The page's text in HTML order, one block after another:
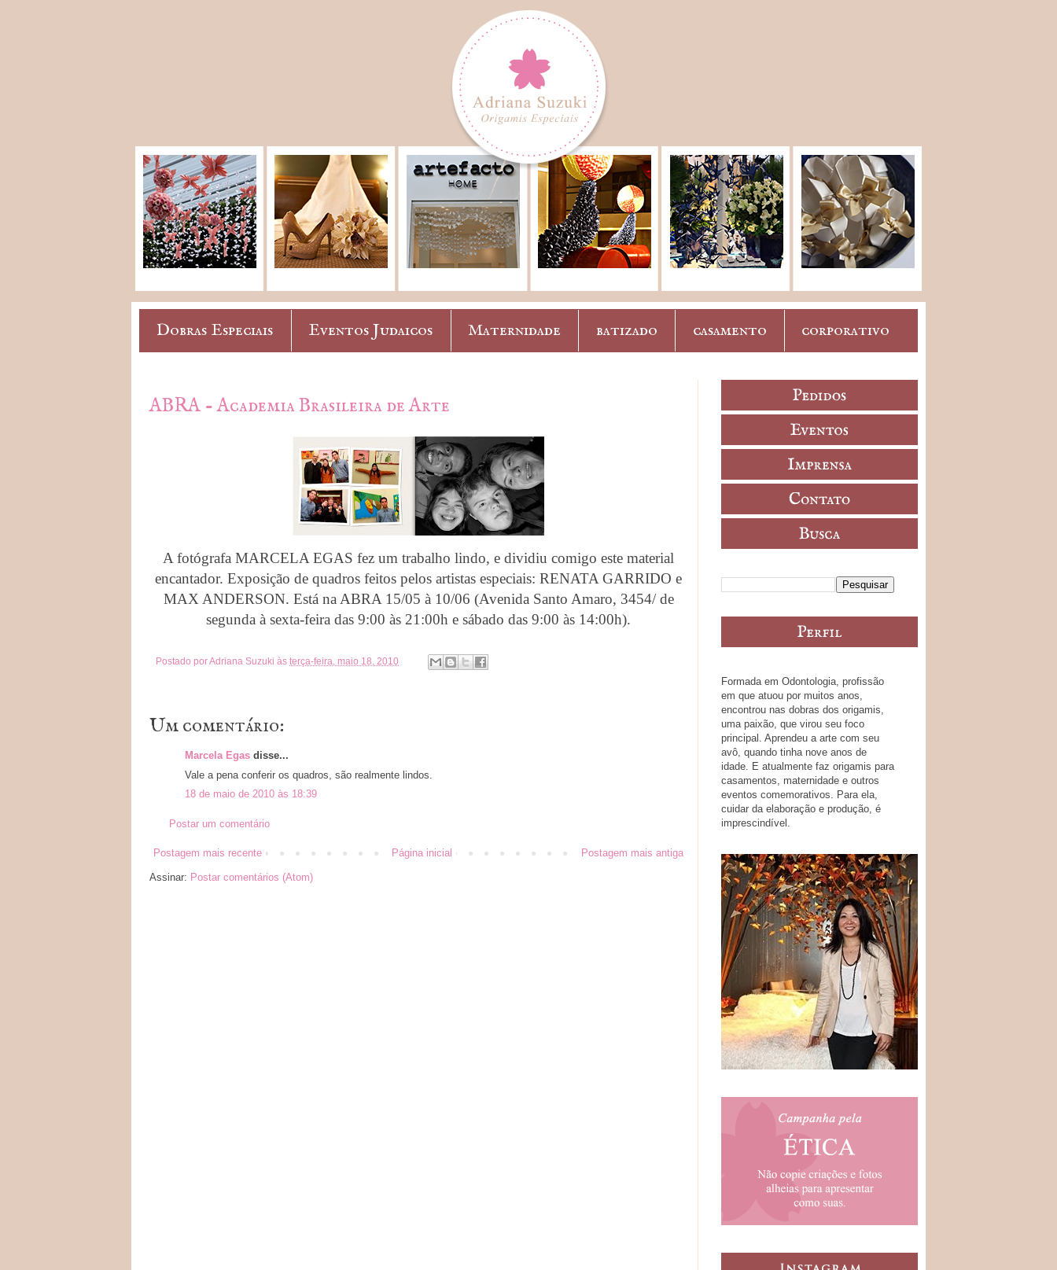
Dobras Especiais Eventos Judaicos Maternidade batizado casamento corporativo
ABRA - Academia Brasileira de Arte
A fotógrafa MARCELA EGAS fez um trabalho lindo, e dividiu comigo este material
encantador. Exposição de quadros feitos pelos artistas especiais: RENATA GARRIDO e
MAX ANDERSON. Está na ABRA 15/05 à 10/06 (Avenida Santo Amaro, 3454/ de
segunda à sexta-feira das 9:00 às 21:00h e sábado das 9:00 às 14:00h).
Postado porAdriana Suzuki às terça-feira, maio 18, 2010
Um comentário:
Marcela Egas disse...
Vale a pena conferir os quadros, são realmente lindos.
18 de maio de 2010 às 18:39
Postar um comentário
Postagem mais recente Postagem mais antiga
Página inicial
Assinar: Postar comentários (Atom)
Formada em Odontologia, profissão
em que atuou por muitos anos,
encontrou nas dobras dos origamis,
uma paixão, que virou seu foco
principal. Aprendeu a arte com seu
avô, quando tinha nove anos de
idade. E atualmente faz origamis para
casamentos, maternidade e outros
eventos comemorativos. Para ela,
cuidar da elaboração e produção, é
imprescindível.